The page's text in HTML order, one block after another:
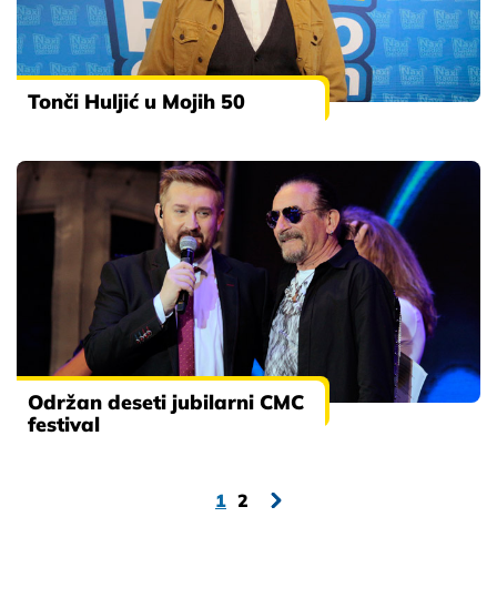
Tonči Huljić u Mojih 50
Održan deseti jubilarni CMC
festival
1 2